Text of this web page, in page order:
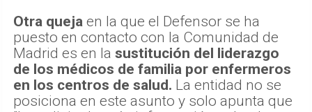
Otra queja en la que el Defensor se ha
puesto en contacto con la Comunidad de
Madrid es en la sustitución del liderazgo
de los médicos de familia por enfermeros
en los centros de salud. La entidad no se
posiciona en este asunto y solo apunta que